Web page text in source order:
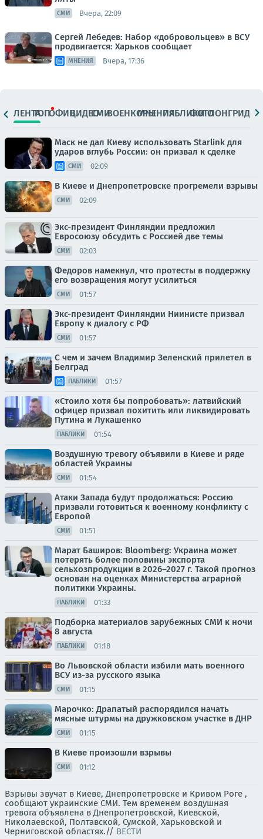
СМИ Вчера, 22:09
Сергей Лебедев: Набор «добровольцев» в ВСУ
продвигается: Харьков сообщает
МНЕНИЯ Вчера, 17:36
ЛЕНТАТОПОФИЦ.ВИДЕОСМИВОЕНКОРЫМНЕНИЯПАБЛИКИ
ФОТОЛОНГРИДЫ
Маск не дал Киеву использовать Starlink для
ударов вглубь России: он призвал к сделке
СМИ 02:09
В Киеве и Днепропетровске прогремели взрывы
СМИ 02:09
Экс-президент Финляндии предложил
Евросоюзу обсудить с Россией две темы
СМИ 02:03
Федоров намекнул, что протесты в поддержку
его возвращения могут усилиться
СМИ 01:57
Экс-президент Финляндии Ниинисте призвал
Европу к диалогу с РФ
СМИ 01:57
С чем и зачем Владимир Зеленский прилетел в
Белград
ПАБЛИКИ 01:57
«Стоило хотя бы попробовать»: латвийский
офицер призвал похитить или ликвидировать
Путина и Лукашенко
ПАБЛИКИ 01:54
Воздушную тревогу объявили в Киеве и ряде
областей Украины
СМИ 01:54
Атаки Запада будут продолжаться: Россию
призвали готовиться к военному конфликту с
Европой
СМИ 01:51
Марат Баширов: Bloomberg: Украина может
потерять более половины экспорта
сельхозпродукции в 2026–2027 г. Такой прогноз
основан на оценках Министерства аграрной
политики Украины.
ПАБЛИКИ 01:33
Подборка материалов зарубежных СМИ к ночи
8 августа
ПАБЛИКИ 01:18
Во Львовской области избили мать военного
ВСУ из-за русского языка
СМИ 01:15
Марочко: Драпатый распорядился начать
мясные штурмы на дружковском участке в ДНР
СМИ 01:15
В Киеве произошли взрывы
СМИ 01:12
Взрывы звучат в Киеве, Днепропетровске и Кривом Роге ,
сообщают украинские СМИ. Тем временем воздушная
тревога объявлена в Днепропетровской, Киевской,
Николаевской, Полтавской, Сумской, Харьковской и
Черниговской областях.// ВЕСТИ